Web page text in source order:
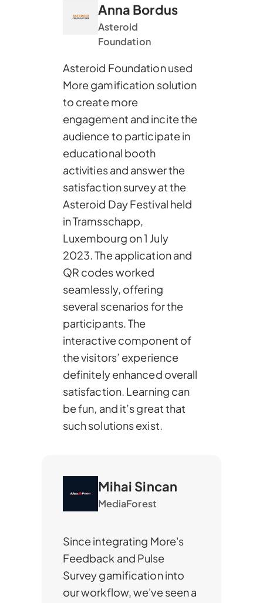
Anna Bordus
Asteroid
Foundation
Asteroid Foundation used
More gamification solution
to create more
engagement and incite the
audience to participate in
educational booth
activities and answer the
satisfaction survey at the
Asteroid Day Festival held
in Tramsschapp,
Luxembourg on 1 July
2023. The application and
QR codes worked
seamlessly, offering
several scenarios for the
participants. The
interactive component of
the visitors’ experience
definitely enhanced overall
satisfaction. Learning can
be fun, and it’s great that
such solutions exist.
Mihai Sincan
MediaForest
Since integrating More's
Feedback and Pulse
Survey gamification into
our workflow, we've seen a